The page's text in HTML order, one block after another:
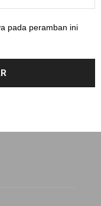
pada peramban ini